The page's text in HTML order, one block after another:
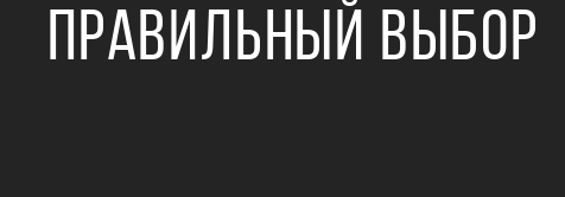
ПРАВИЛЬНЫЙ ВЫБОР